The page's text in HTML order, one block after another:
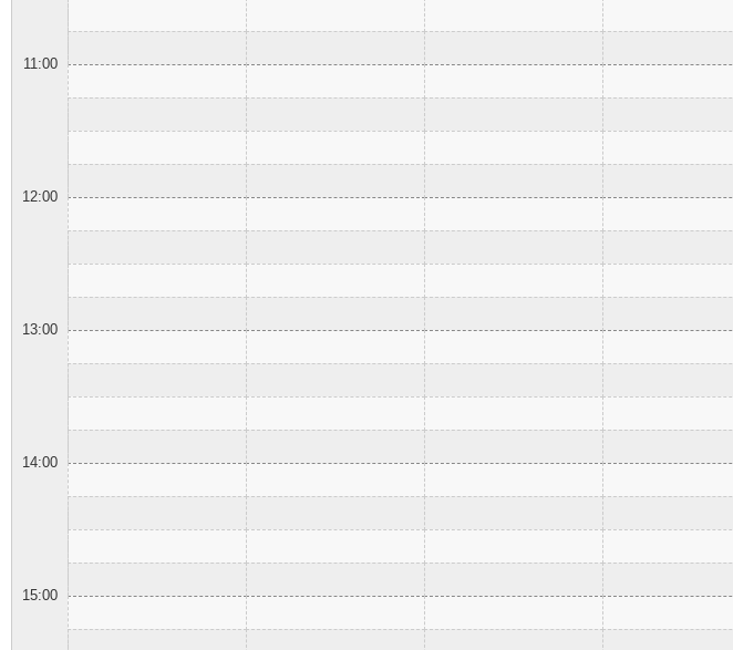
11:00
12:00
13:00
14:00
15:00